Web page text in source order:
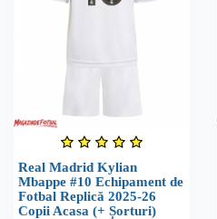
Real Madrid Kylian
Mbappe #10 Echipament de
Fotbal Replică 2025-26
Copii Acasa (+ Șorturi)